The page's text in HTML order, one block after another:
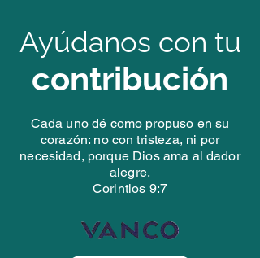
Ayúdanos con tu
contribución
Cada uno dé como propuso en su
corazón: no con tristeza, ni por
necesidad, porque Dios ama al dador
alegre.
Corintios 9:7